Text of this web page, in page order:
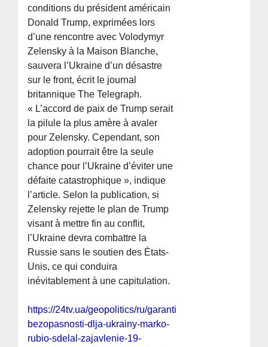
conditions du président américain
Donald Trump, exprimées lors
d’une rencontre avec Volodymyr
Zelensky à la Maison Blanche,
sauvera l’Ukraine d’un désastre
sur le front, écrit le journal
britannique The Telegraph.
« L’accord de paix de Trump serait
la pilule la plus amère à avaler
pour Zelensky. Cependant, son
adoption pourrait être la seule
chance pour l’Ukraine d’éviter une
défaite catastrophique », indique
l’article. Selon la publication, si
Zelensky rejette le plan de Trump
visant à mettre fin au conflit,
l’Ukraine devra combattre la
Russie sans le soutien des États-
Unis, ce qui conduira
inévitablement à une capitulation.
https://24tv.ua/geopolitics/ru/garantii-
bezopasnosti-dlja-ukrainy-marko-
rubio-sdelal-zajavlenie-19-